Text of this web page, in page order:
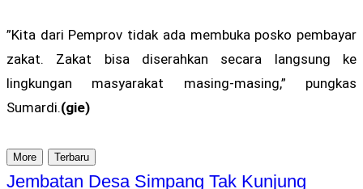
”Kita dari Pemprov tidak ada membuka posko pembayar
zakat. Zakat bisa diserahkan secara langsung ke
lingkungan masyarakat masing-masing,” pungkas
Sumardi.(gie)
More Terbaru
Jembatan Desa Simpang Tak Kunjung